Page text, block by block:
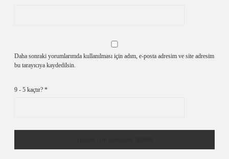
Daha sonraki yorumlarımda kullanılması için adım, e-posta adresim ve site adresim
bu tarayıcıya kaydedilsin.
9 - 5 kaçtır? *